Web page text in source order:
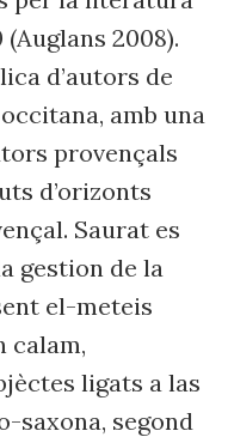
(Auglans 2008).
d’autors de
amb una
provençals
d’orizonts
Saurat es
gestion de la
el-meteis
calam,
ligats a las
saxona, segond